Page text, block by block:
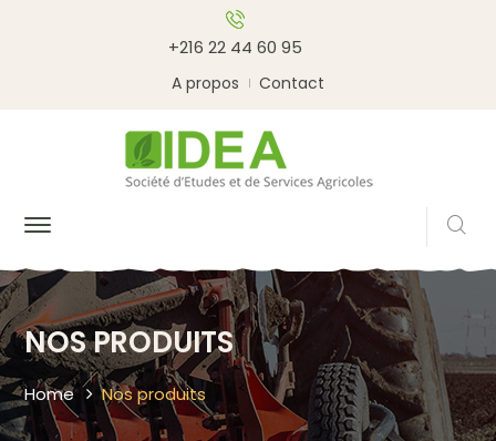
+216 22 44 60 95
A propos Contact
NOS PRODUITS
Home Nos produits